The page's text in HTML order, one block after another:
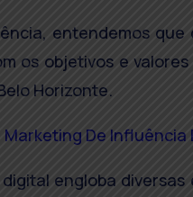
entendemos
os objetivos e
Horizonte.
Marketing De
engloba